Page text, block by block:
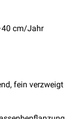
cm/Jahr
fein verzweigt